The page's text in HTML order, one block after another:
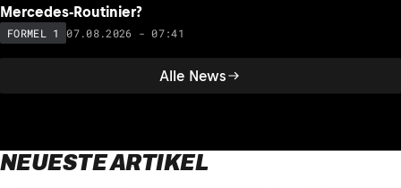
Alle News
Mercedes-Routinier?
FORMEL 1 07.08.2026 - 07:41
NEUESTE ARTIKEL